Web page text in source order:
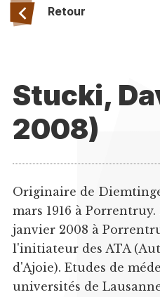
Retour
Stucki,
2008)
Originaire de
mars 1916 à Porrentruy.
janvier 2008 à
l'initiateur des ATA
d'Ajoie). Etudes de
universités de